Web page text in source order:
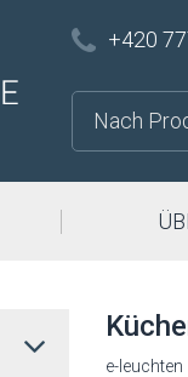
+420
e-leuchten